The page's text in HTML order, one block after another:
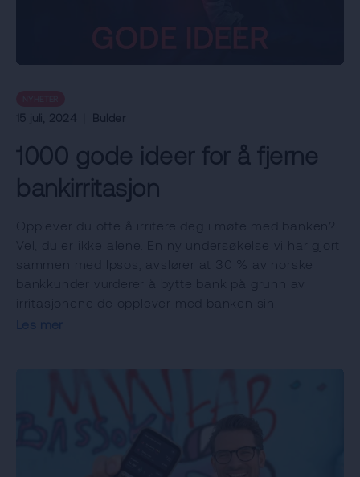
15 juli, 2024 | Bulder
1000 gode ideer for å fjerne
bankirritasjon
Opplever du ofte å irritere deg i møte med banken?
Vel, du er ikke alene. En ny undersøkelse vi har gjort
sammen med Ipsos, avslører at 30 % av norske
bankkunder vurderer å bytte bank på grunn av
irritasjonene de opplever med banken sin.
Les mer